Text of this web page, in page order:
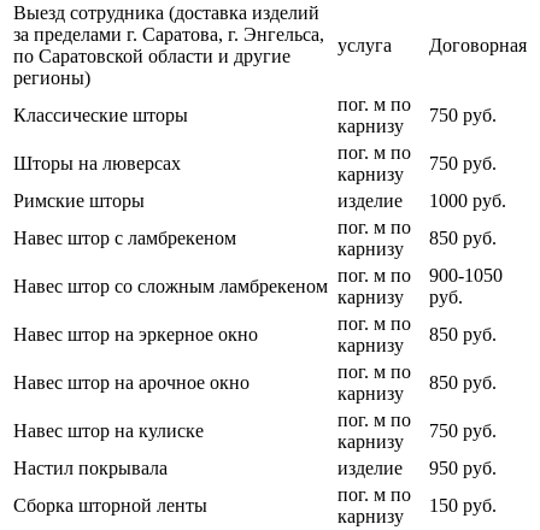
Выезд сотрудника (доставка изделий
за пределами г. Саратова, г. Энгельса,
по Саратовской области и другие
регионы)
услуга Договорная
Классические шторы
пог. м по
карнизу
750 руб.
Шторы на люверсах
пог. м по
карнизу
750 руб.
Римские шторы
изделие
1000 руб.
Навес штор с ламбрекеном
пог. м по
карнизу
850 руб.
Навес штор со сложным ламбрекеном
пог. м по
карнизу
900-1050
руб.
Навес штор на эркерное окно
пог. м по
карнизу
850 руб.
Навес штор на арочное окно
пог. м по
карнизу
850 руб.
Навес штор на кулиске
пог. м по
карнизу
750 руб.
Настил покрывала
изделие
950 руб.
Сборка шторной ленты
пог. м по
карнизу
150 руб.